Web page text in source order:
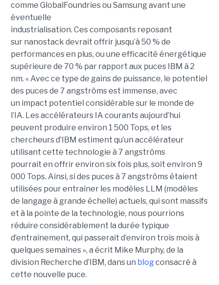
comme GlobalFoundries ou Samsung avant une
éventuelle
industrialisation. Ces composants reposant
sur nanostack devrait offrir jusqu’à 50 % de
performances en plus, ou une efficacité énergétique
supérieure de 70 % par rapport aux puces IBM à 2
nm. « Avec ce type de gains de puissance, le potentiel
des puces de 7 angströms est immense, avec
un impact potentiel considérable sur le monde de
l’IA. Les accélérateurs IA courants aujourd’hui
peuvent produire environ 1 500 Tops, et les
chercheurs d’IBM estiment qu’un accélérateur
utilisant cette technologie à 7 angströms
pourrait en offrir environ six fois plus, soit environ 9
000 Tops. Ainsi, si des puces à 7 angströms étaient
utilisées pour entraîner les modèles LLM (modèles
de langage à grande échelle) actuels, qui sont massifs
et à la pointe de la technologie, nous pourrions
réduire considérablement la durée typique
d’entraînement, qui passerait d’environ trois mois à
quelques semaines », a écrit Mike Murphy, de la
division Recherche d’IBM, dans un blogconsacré à
cette nouvelle puce.